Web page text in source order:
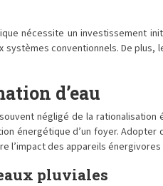
nécessite un
conventionnels. De
d’eau
négligé de la
énergétique d’un foyer.
l’impact des appareils
pluviales